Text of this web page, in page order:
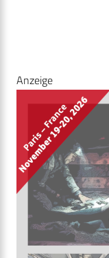
Anzeige